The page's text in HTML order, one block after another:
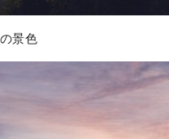
景色